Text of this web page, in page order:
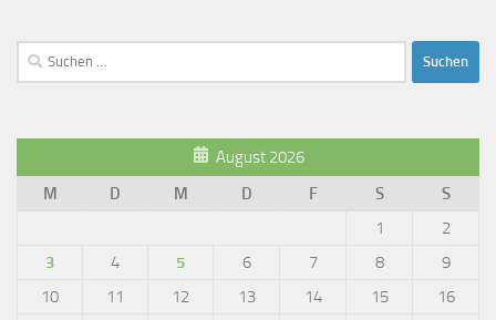
Suchen
nach:
August 2026
M
D M D F S
S
1
2
3
4 5 6 7 8
9
10
11 12 13 14 15 16